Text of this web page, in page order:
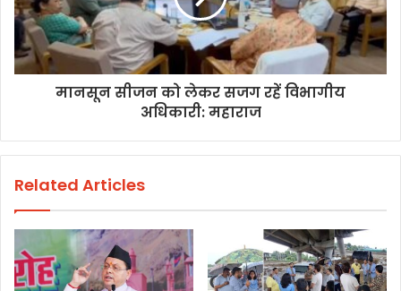
मानसून सीजन को लेकर सजग रहें विभागीय
अधिकारी: महाराज
Related Articles